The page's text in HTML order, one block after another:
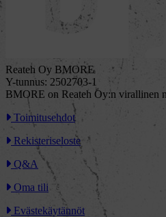
Reateh Oy BMORE
Y-tunnus: 2502703-1
BMORE on Reateh Oy:n virallinen
Toimitusehdot
Rekisteriseloste
Q&A
Oma tili
Evästekäytännöt